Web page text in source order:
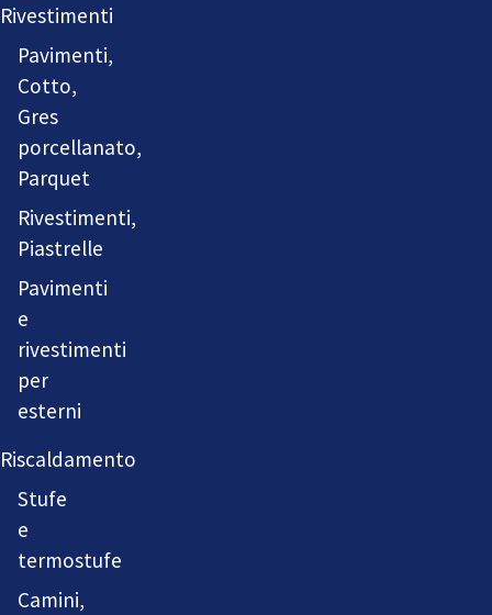
Rivestimenti
Pavimenti,
Cotto,
Gres
porcellanato,
Parquet
Rivestimenti,
Piastrelle
Pavimenti
e
rivestimenti
per
esterni
Riscaldamento
Stufe
e
termostufe
Camini,